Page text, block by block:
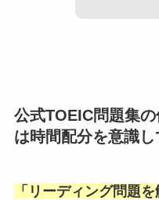
公式TOEIC問題集
は時間配分を意識し
「 リーディング問題